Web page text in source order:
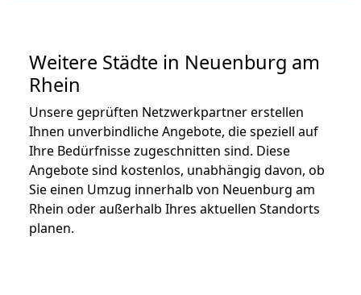
Weitere Städte in Neuenburg am
Rhein
Unsere geprüften Netzwerkpartner erstellen
Ihnen unverbindliche Angebote, die speziell auf
Ihre Bedürfnisse zugeschnitten sind. Diese
Angebote sind kostenlos, unabhängig davon, ob
Sie einen Umzug innerhalb von Neuenburg am
Rhein oder außerhalb Ihres aktuellen Standorts
planen.